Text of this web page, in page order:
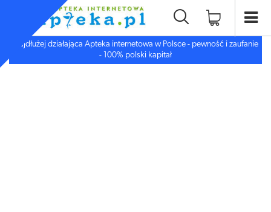
Najdłużej działająca Apteka internetowa w Polsce - pewność i zaufanie
- 100% polski kapitał